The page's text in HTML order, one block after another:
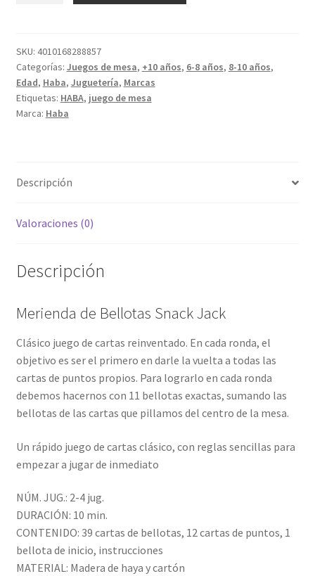
Jack
cantidad
SKU: 4010168288857
Categorías: Juegos de mesa, +10 años, 6-8 años, 8-10 años,
Edad, Haba, Juguetería, Marcas
Etiquetas: HABA, juego de mesa
Marca: Haba
Descripción
Valoraciones (0)
Descripción
Merienda de Bellotas Snack Jack
Clásico juego de cartas reinventado. En cada ronda, el
objetivo es ser el primero en darle la vuelta a todas las
cartas de puntos propios. Para lograrlo en cada ronda
debemos hacernos con 11 bellotas exactas, sumando las
bellotas de las cartas que pillamos del centro de la mesa.
Un rápido juego de cartas clásico, con reglas sencillas para
empezar a jugar de inmediato
NÚM. JUG.: 2-4 jug.
DURACIÓN: 10 min.
CONTENIDO: 39 cartas de bellotas, 12 cartas de puntos, 1
bellota de inicio, instrucciones
MATERIAL: Madera de haya y cartón